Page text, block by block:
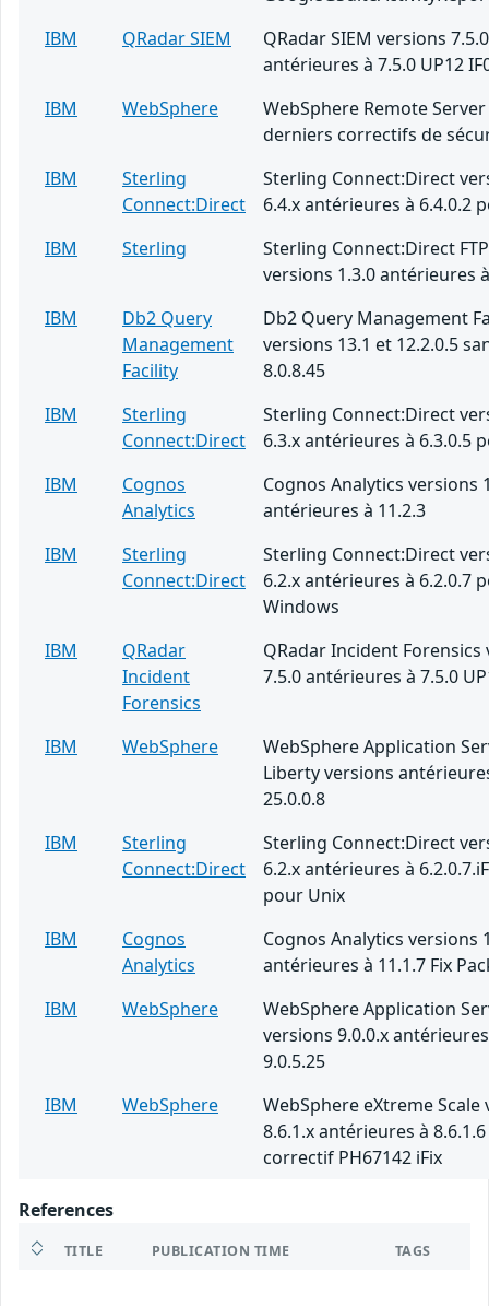
IBM
QRadar SIEM
QRadar SIEM versions 7.5.0
antérieures à 7.5.0 UP12
IBM
WebSphere
WebSphere Remote
derniers correctifs de
IBM
Sterling
Connect:Direct
Sterling Connect:Direct
6.4.x antérieures à 6.4.0.2
IBM
Sterling
Sterling Connect:Direct
versions 1.3.0 antérieures
IBM
Db2 Query
Management
Facility
Db2 Query Management
versions 13.1 et 12.2.0.5
8.0.8.45
IBM
Sterling
Connect:Direct
Sterling Connect:Direct
6.3.x antérieures à 6.3.0.5
IBM
Cognos
Analytics
Cognos Analytics versions
antérieures à 11.2.3
IBM
Sterling
Connect:Direct
Sterling Connect:Direct
6.2.x antérieures à 6.2.0.7
Windows
IBM
QRadar
Incident
Forensics
QRadar Incident Forensics
7.5.0 antérieures à 7.5.0
IBM WebSphere
WebSphere Application
Liberty versions
25.0.0.8
IBM
Sterling
Connect:Direct
Sterling Connect:Direct
6.2.x antérieures à
pour Unix
IBM
Cognos
Analytics
Cognos Analytics versions
antérieures à 11.1.7 Fix
IBM
WebSphere
WebSphere Application
versions 9.0.0.x
9.0.5.25
IBM
WebSphere
WebSphere eXtreme Scale
8.6.1.x antérieures à
correctif PH67142 iFix
References
TITLE PUBLICATION TIME TAGS